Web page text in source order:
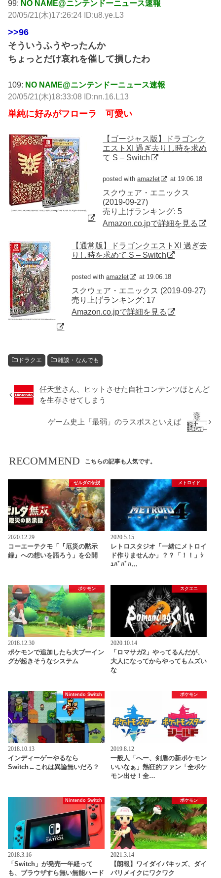
99: NO NAME@ニンテンドーニュース速報
20/05/21(木)17:26:24 ID:u8.ye.L3
>>96
そういうふうやったんか
ちょっとだけ哀れを催して損したわ
109: NO NAME@ニンテンドーニュース速報
20/05/21(木)18:33:08 ID:nn.16.L13
単純に好みがフローラ 可愛い
【ゴージャス版】ドラゴンク
エストXI 過ぎ去りし時を求め
て S – Switch
posted withamazlet at 19.06.18
スクウェア・エニックス
(2019-09-27)
売り上げランキング: 5
Amazon.co.jpで詳細を見る
【通常版】ドラゴンクエストXI 過ぎ去
りし時を求めて S – Switch
posted withamazlet at 19.06.18
スクウェア・エニックス (2019-09-27)
売り上げランキング: 17
Amazon.co.jpで詳細を見る
ドラクエ 雑談・なんでも
任天堂さん、ヒットさせた自社コンテンツほとんど
を生存させてしまう
ゲーム史上「最弱」のラスボスといえば
RECOMMEND こちらの記事も人気です。
ゼルダの伝説
2020.12.29
コーエーテクモ「『厄災の黙示
録』への想いを語ろう」を公開
メトロイド
2020.5.15
レトロスタジオ「一緒にメトロイ
ド作りませんか」？？「！！」ｼ
ｭﾊﾞﾊﾞﾊ…
ポケモン
2018.12.30
ポケモンで追加したら大ブーイン
グが起きそうなシステム
スクエニ
2020.10.14
「ロマサガ2」やってるんだが、
大人になってからやってもムズい
な
Nintendo Switch
2018.10.13
インディーゲーやるなら
Switch←これは異論無いだろ？
ポケモン
2019.8.12
一般人「へー、剣盾の新ポケモン
いいなぁ」熱狂的ファン「全ポケ
モン出せ！全…
Nintendo Switch
2018.3.16
「Switch」が発売一年経って
も、ブラウザすら無い無能ハード
ポケモン
2021.3.14
【朗報】ワイダイパキッズ、ダイ
パリメイクにワクワク